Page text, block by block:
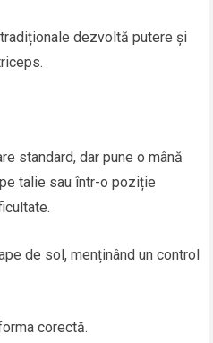
dezvoltă putere și
standard, dar pune o mână
talie sau într-o poziție
de sol, menținând un control
corectă.